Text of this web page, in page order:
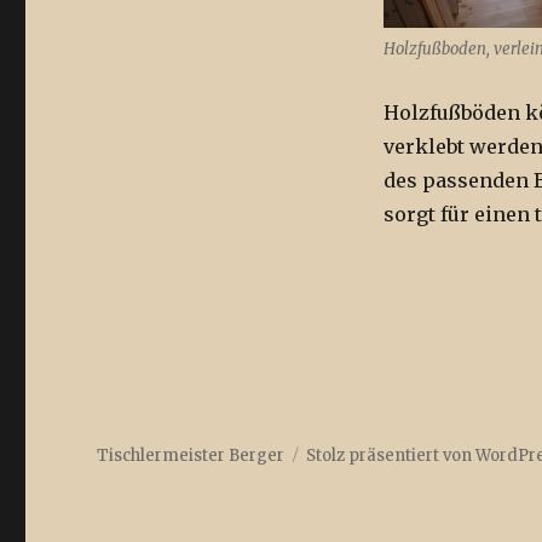
Holzfußboden,
Holzfußböden
verklebt
des passenden
sorgt für einen
Tischlermeister Berger Stolz präsentiert von